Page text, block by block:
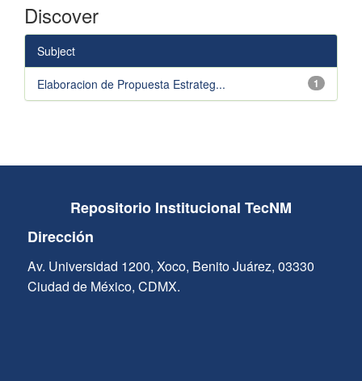
Discover
Subject
1
Elaboracion de Propuesta Estrateg...
Repositorio Institucional TecNM
Dirección
Av. Universidad 1200, Xoco, Benito Juárez, 03330
Ciudad de México, CDMX.